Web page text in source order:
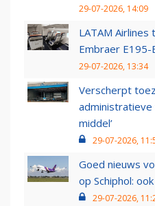
29-07-2026, 14:09
LATAM
Embraer E195-
29-07-2026, 13:34
Verscherpt
administratieve
middel’
29-07-2026,
Goed nieuws
op Schiphol:
29-07-2026,